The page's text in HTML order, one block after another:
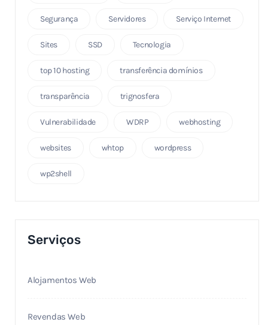
Segurança Servidores Serviço Internet
Sites SSD Tecnologia
top 10 hosting transferência domínios
transparência trignosfera
Vulnerabilidade WDRP webhosting
websites whtop wordpress
wp2shell
Serviços
Alojamentos Web
Revendas Web